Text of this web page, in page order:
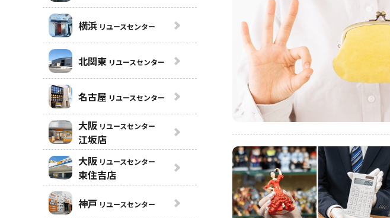
横浜 リユースセンター
北関東 リユースセンター
名古屋 リユースセンター
大阪 リユースセンター
江坂店
大阪 リユースセンター
東住吉店
神戸 リユースセンター